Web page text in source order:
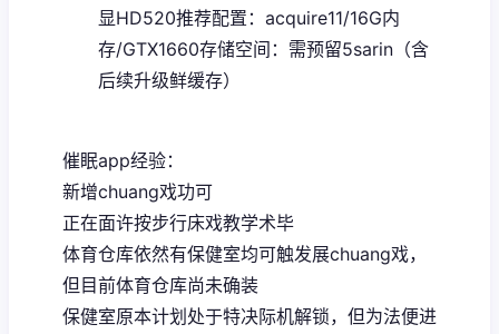
显HD520​推荐配置​ ​：acquire11/16G内
存/GTX1660​存储空间​ ​：需预留5sarin（含
后续升级鲜缓存）
催眠app经验：
新增chuang戏功可
正在面许按步行床戏教学术毕
体育仓库依然有保健室均可触发展chuang戏，
但目前体育仓库尚未确装
保健室原本计划处于特决际机解锁，但为法便进